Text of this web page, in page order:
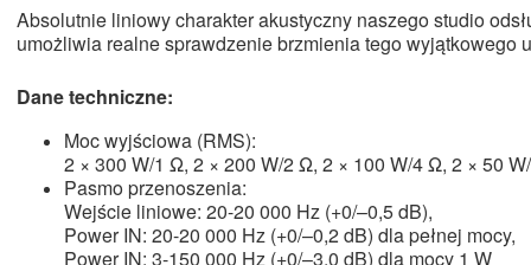
Absolutnie liniowy charakter akustyczny naszego studio
umożliwia realne sprawdzenie brzmienia tego wyjątkowego
Dane techniczne:
Moc wyjściowa (RMS):
2 × 300 W/1 Ω, 2 × 200 W/2 Ω, 2 × 100 W/4 Ω, 2 × 50
Pasmo przenoszenia:
Wejście liniowe: 20-20 000 Hz (+0/–0,5 dB),
Power IN: 20-20 000 Hz (+0/–0,2 dB) dla pełnej mocy,
Power IN: 3-150 000 Hz (+0/–3.0 dB) dla mocy 1 W